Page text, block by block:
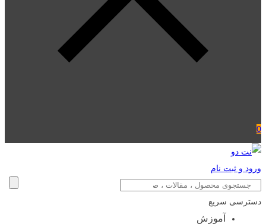
0
ورود و ثبت نام
دسترسی سریع
آموزش